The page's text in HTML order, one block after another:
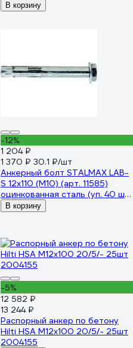
В корзину
-12%
1 204 ₽
1 370 ₽ 30.1 ₽/шт
Анкерный болт STALMAX LAB-
S 12х110 (М10) (арт. 11585)
оцинкованная сталь (уп. 40 шт)
11585-023
В корзину
-5%
12 582 ₽
13 244 ₽
Распорный анкер по бетону
Hilti HSA M12x100 20/5/- 25шт
2004155